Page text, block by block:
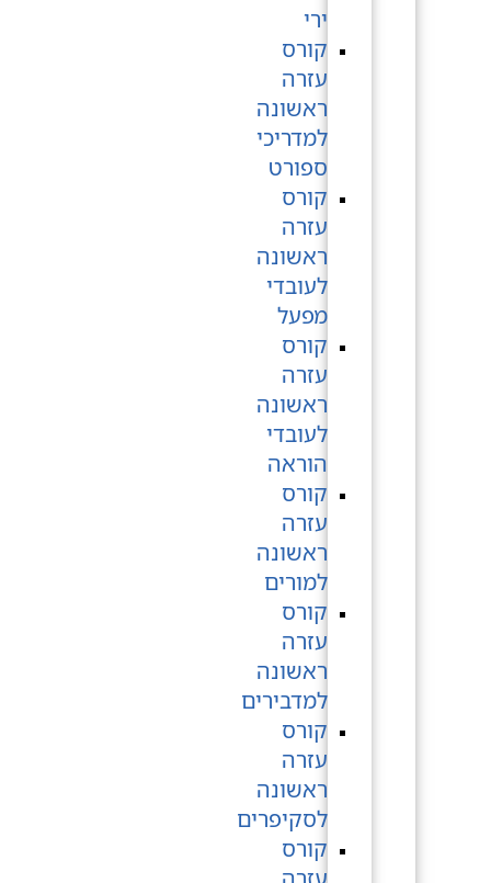
ירי
קורס
עזרה
ראשונה
למדריכי
ספורט
קורס
עזרה
ראשונה
לעובדי
מפעל
קורס
עזרה
ראשונה
לעובדי
הוראה
קורס
עזרה
ראשונה
למורים
קורס
עזרה
ראשונה
למדבירים
קורס
עזרה
ראשונה
לסקיפרים
קורס